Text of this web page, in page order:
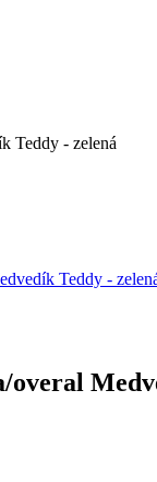
Teddy - zelená
Teddy -